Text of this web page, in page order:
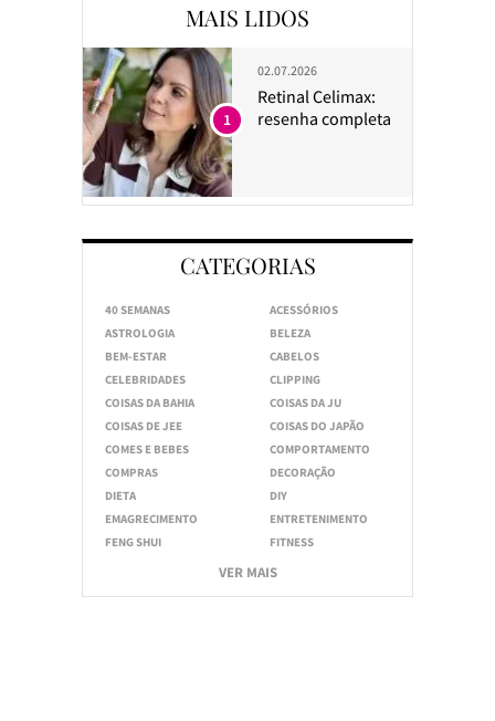
MAIS LIDOS
02.07.2026
Retinal Celimax:
resenha completa
1
CATEGORIAS
40 SEMANAS
ACESSÓRIOS
ASTROLOGIA
BELEZA
BEM-ESTAR
CABELOS
CELEBRIDADES
CLIPPING
COISAS DA BAHIA
COISAS DA JU
COISAS DE JEE
COISAS DO JAPÃO
COMES E BEBES
COMPORTAMENTO
COMPRAS
DECORAÇÃO
DIETA
DIY
EMAGRECIMENTO
ENTRETENIMENTO
FENG SHUI
FITNESS
VER MAIS